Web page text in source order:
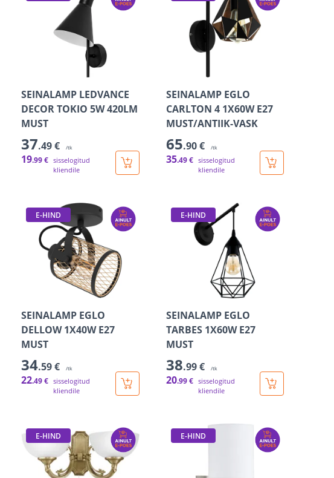
SEINALAMP LEDVANCE
DECOR TOKIO 5W 420LM
MUST
37.49 € /tk
19.99 € sisselogitud
kliendile
SEINALAMP EGLO
CARLTON 4 1X60W E27
MUST/ANTIIK-VASK
65.90 € /tk
35.49 € sisselogitud
kliendile
E-HIND
SEINALAMP EGLO
DELLOW 1X40W E27
MUST
34.59 € /tk
22.49 € sisselogitud
kliendile
E-HIND
SEINALAMP EGLO
TARBES 1X60W E27
MUST
38.99 € /tk
20.99 € sisselogitud
kliendile
E-HIND E-HIND